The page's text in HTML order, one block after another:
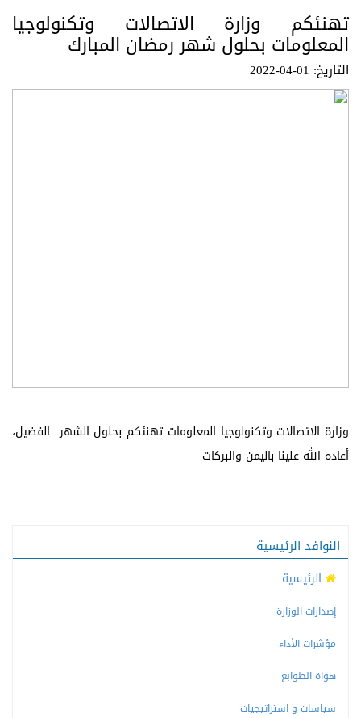
تهنئكم وزارة الاتصالات وتكنولوجيا
المعلومات بحلول شهر رمضان المبارك
التاريخ: 01-04-2022
وزارة الاتصالات وتكنولوجيا المعلومات تهنئكم بحلول الشهر الفضيل،
أعاده الله علينا باليمن والبركات
النوافد الرئيسية
الرئيسية
إصدارات الوزارة
مؤشرات الأداء
هواة الطوابع
سياسات و استراتيجيات